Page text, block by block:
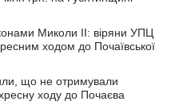
Миколи ІІ: віряни УПЦ
ходом до Почаївської
що не отримували
ходу до Почаєва